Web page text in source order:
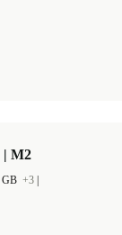
| M2
GB +3